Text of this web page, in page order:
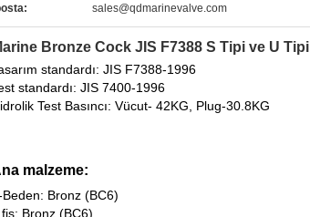
sales@qdmarinevalve.com
Bronze Cock JIS F7388 S Tipi ve U Tipi
standardı: JIS F7388-1996
standardı: JIS 7400-1996
Test Basıncı: Vücut- 42KG, Plug-30.8KG
malzeme:
Beden: Bronz (BC6)
Bronz (BC6)